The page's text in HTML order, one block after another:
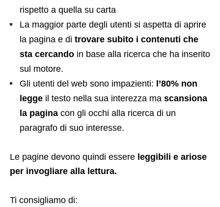
rispetto a quella su carta
La maggior parte degli utenti si aspetta di aprire
la pagina e di trovare subito i contenuti che
sta cercando in base alla ricerca che ha inserito
sul motore.
Gli utenti del web sono impazienti: l’80% non
legge il testo nella sua interezza ma scansiona
la pagina con gli occhi alla ricerca di un
paragrafo di suo interesse.
Le pagine devono quindi essere leggibili e ariose
per invogliare alla lettura.
Ti consigliamo di: